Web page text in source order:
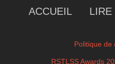
ACCUEIL LIRE
Politique de
RSTLSS Awards